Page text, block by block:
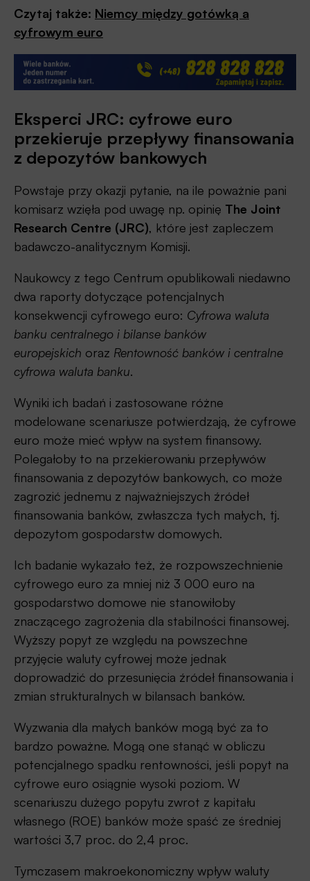
Czytaj także: Niemcy między gotówką a
cyfrowym euro
Eksperci JRC: cyfrowe euro
przekieruje przepływy finansowania
z depozytów bankowych
Powstaje przy okazji pytanie, na ile poważnie pani
komisarz wzięła pod uwagę np. opinię The Joint
Research Centre (JRC), które jest zapleczem
badawczo-analitycznym Komisji.
Naukowcy z tego Centrum opublikowali niedawno
dwa raporty dotyczące potencjalnych
konsekwencji cyfrowego euro: Cyfrowa waluta
banku centralnego i bilanse banków
europejskich oraz Rentowność banków i centralne
cyfrowa waluta banku.
Wyniki ich badań i zastosowane różne
modelowane scenariusze potwierdzają, że cyfrowe
euro może mieć wpływ na system finansowy.
Polegałoby to na przekierowaniu przepływów
finansowania z depozytów bankowych, co może
zagrozić jednemu z najważniejszych źródeł
finansowania banków, zwłaszcza tych małych, tj.
depozytom gospodarstw domowych.
Ich badanie wykazało też, że rozpowszechnienie
cyfrowego euro za mniej niż 3 000 euro na
gospodarstwo domowe nie stanowiłoby
znaczącego zagrożenia dla stabilności finansowej.
Wyższy popyt ze względu na powszechne
przyjęcie waluty cyfrowej może jednak
doprowadzić do przesunięcia źródeł finansowania i
zmian strukturalnych w bilansach banków.
Wyzwania dla małych banków mogą być za to
bardzo poważne. Mogą one stanąć w obliczu
potencjalnego spadku rentowności, jeśli popyt na
cyfrowe euro osiągnie wysoki poziom. W
scenariuszu dużego popytu zwrot z kapitału
własnego (ROE) banków może spaść ze średniej
wartości 3,7 proc. do 2,4 proc.
Tymczasem makroekonomiczny wpływ waluty